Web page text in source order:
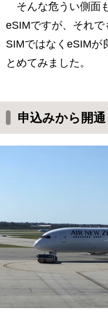
そんな危うい側面
eSIMですが、それ
SIMではなくeSIMが
とめてみました。
申込みから開